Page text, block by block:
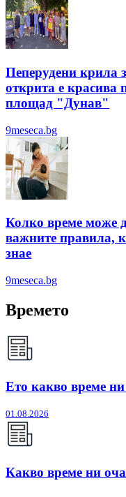
Пеперудени крила
открита е красива
площад "Дунав"
9meseca.bg
Колко време може
важните правила,
знае
9meseca.bg
Времето
Ето какво време
01.08.2026
Какво време ни